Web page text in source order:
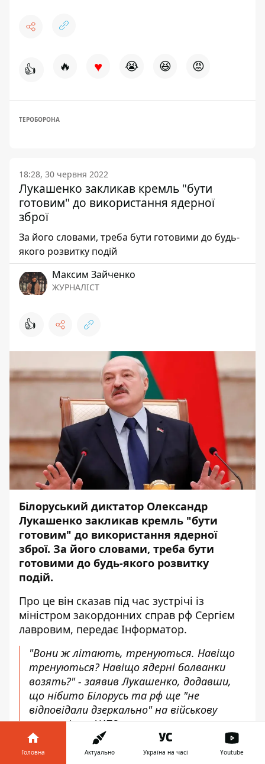
👍 🔥 ♥ 😭 😆 😡
ТЕРОБОРОНА
18:28, 30 червня 2022
Лукашенко закликав кремль "бути
готовим" до використання ядерної
зброї
За його словами, треба бути готовими до будь-
якого розвитку подій
Максим Зайченко
ЖУРНАЛІСТ
👍
Білоруський диктатор Олександр
Лукашенко закликав кремль "бути
готовим" до використання ядерної
зброї. За його словами, треба бути
готовими до будь-якого розвитку
подій.
Про це він сказав під час зустрічі із
міністром закордонних справ рф Сергієм
лавровим, передає Інформатор.
"Вони ж літають, тренуються. Навіщо
тренуються? Навіщо ядерні болванки
возять?" - заявив Лукашенко, додавши,
що нібито Білорусь та рф ще "не
відповідали дзеркально" на військову
активність НАТО.
Він також вважає, що треба бути
Головна Актуально Україна на часі Youtube